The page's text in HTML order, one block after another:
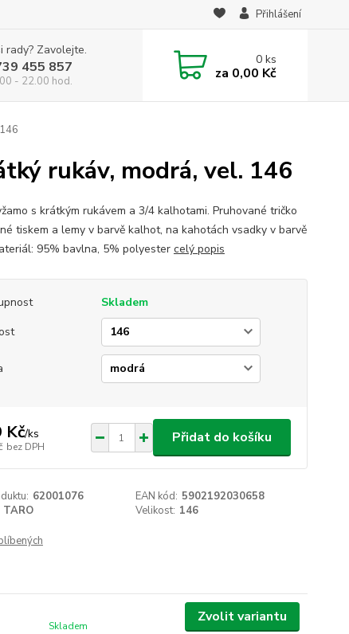
Přihlášení
rady? Zavolejte.
455 857
- 22.00 hod.
0ks
za 0,00 Kč
rukáv, modrá, vel. 146
s krátkým rukávem a 3/4 kalhotami. Pruhované tričko
tiskem a lemy v barvě kalhot, na kahotách vsadky v barvě
95% bavlna, 5% polyester celý popis
Skladem
Kč/ks
bez DPH
Přidat do košíku
62001076 EAN kód: 5902192030658
TARO Velikost: 146
Skladem
Zvolit variantu